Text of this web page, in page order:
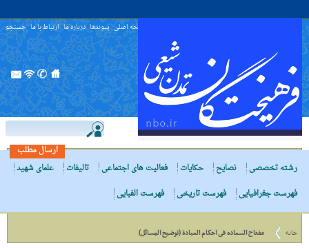
صفحه اصلی پیوندها درباره ما ارتباط با ما جستجو
ارسال مطلب
رشته تخصصی
نصایح حکایات فعالیت های اجتماعی تالیفات
علمای شهید
فهرست جغرافیایی
فهرست تاریخی فهرست الفبایی
خانه مفتاح السعاده فى احکام العبادة (توضیح المسائل)